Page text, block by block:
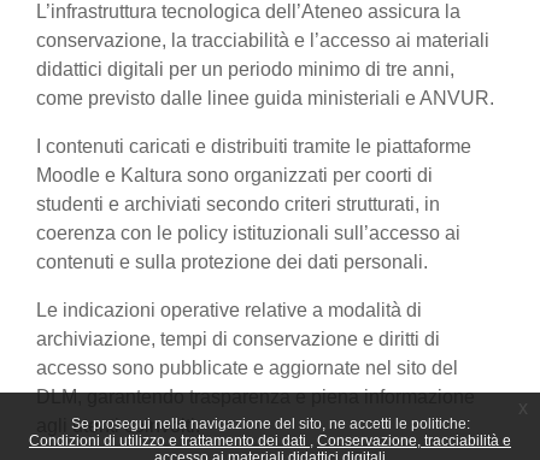
Se prosegui nella navigazione del sito, ne accetti le politiche:
Condizioni di utilizzo e trattamento dei dati
Conservazione, tracciabilità e
L’infrastruttura tecnologica dell’Ateneo assicura la
conservazione, la tracciabilità e l’accesso ai materiali
didattici digitali per un periodo minimo di tre anni,
come previsto dalle linee guida ministeriali e ANVUR.
I contenuti caricati e distribuiti tramite le piattaforme
Moodle e Kaltura sono organizzati per coorti di
studenti e archiviati secondo criteri strutturati, in
coerenza con le policy istituzionali sull’accesso ai
contenuti e sulla protezione dei dati personali.
Le indicazioni operative relative a modalità di
archiviazione, tempi di conservazione e diritti di
accesso sono pubblicate e aggiornate nel sito del
DLM, garantendo trasparenza e piena informazione
agli utenti coinvolti.